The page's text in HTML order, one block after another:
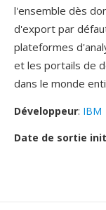
l'ensemble dès
d'export par
plateformes
et les portails de
dans le monde
Développeur: IBM
Date de sortie